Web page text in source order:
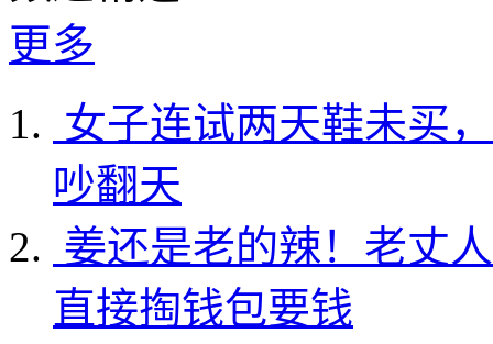
更多
女子连试两天鞋未买
吵翻天
姜还是老的辣！老丈
直接掏钱包要钱